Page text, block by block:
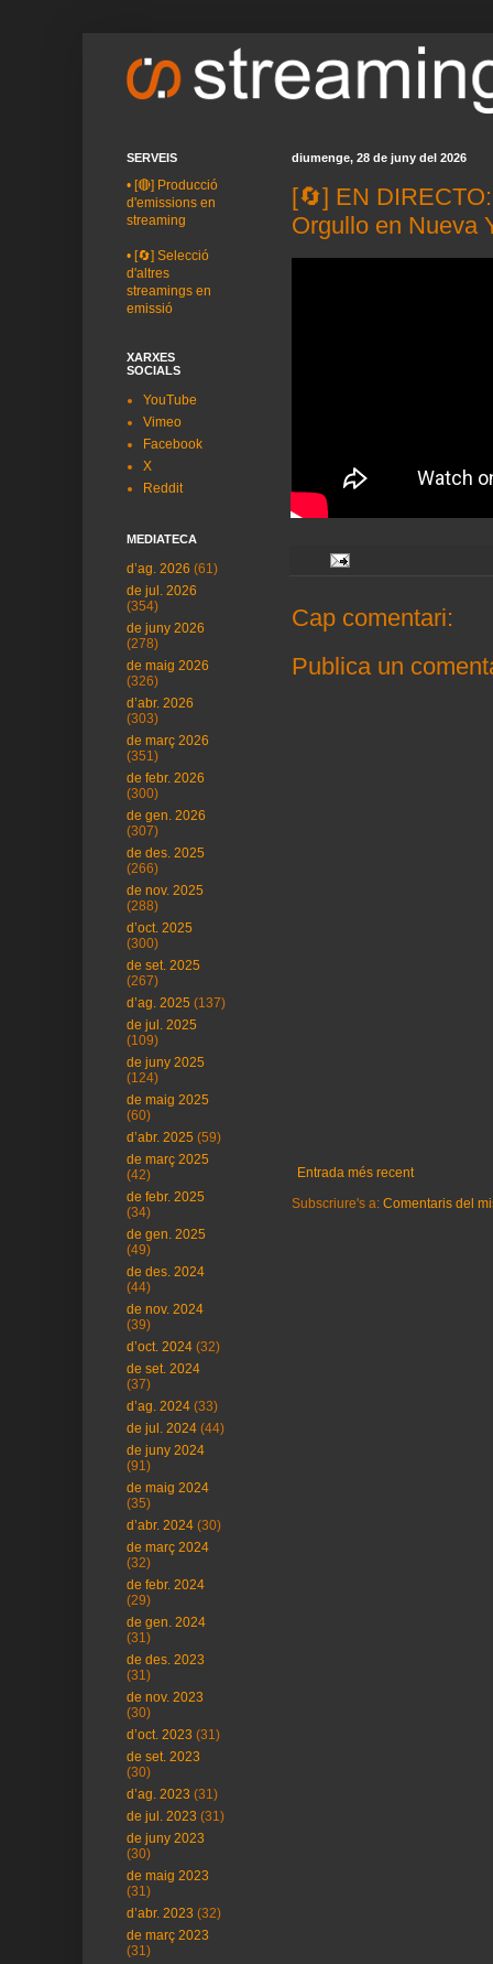
diumenge, 28 de juny del 2026
[🔄] EN
Orgullo en Nueva
Cap comentari:
Publica un
Entrada més recent
Subscriure's a: Comentaris del
SERVEIS
• [🔴] Producció
d'emissions en
streaming
• [🔄] Selecció
d'altres
streamings en
emissió
XARXES
SOCIALS
YouTube
Vimeo
Facebook
X
Reddit
MEDIATECA
d’ag. 2026 (61)
de jul. 2026
(354)
de juny 2026
(278)
de maig 2026
(326)
d’abr. 2026
(303)
de març 2026
(351)
de febr. 2026
(300)
de gen. 2026
(307)
de des. 2025
(266)
de nov. 2025
(288)
d’oct. 2025
(300)
de set. 2025
(267)
d’ag. 2025 (137)
de jul. 2025
(109)
de juny 2025
(124)
de maig 2025
(60)
d’abr. 2025 (59)
de març 2025
(42)
de febr. 2025
(34)
de gen. 2025
(49)
de des. 2024
(44)
de nov. 2024
(39)
d’oct. 2024 (32)
de set. 2024
(37)
d’ag. 2024 (33)
de jul. 2024 (44)
de juny 2024
(91)
de maig 2024
(35)
d’abr. 2024 (30)
de març 2024
(32)
de febr. 2024
(29)
de gen. 2024
(31)
de des. 2023
(31)
de nov. 2023
(30)
d’oct. 2023 (31)
de set. 2023
(30)
d’ag. 2023 (31)
de jul. 2023 (31)
de juny 2023
(30)
de maig 2023
(31)
d’abr. 2023 (32)
de març 2023
(31)